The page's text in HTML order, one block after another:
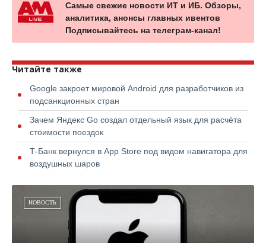
Самые свежие новости ИТ и ИБ. Обзоры,
аналитика, анонсы главных ивентов
Подписывайтесь на телеграм-канал!
Читайте также
Google закроет мировой Android для разработчиков из
подсанкционных стран
Зачем Яндекс Go создал отдельный язык для расчёта
стоимости поездок
Т-Банк вернулся в App Store под видом навигатора для
воздушных шаров
НОВОСТЬ